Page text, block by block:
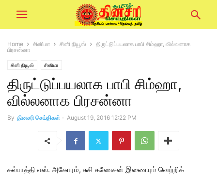
Home சினிமா சினி நியூஸ்
திருட்டுப்பயலாக பாபி சிம்ஹா, வில்லனாக
பிரசன்னா
சினி நியூஸ் சினிமா
திருட்டுப்பயலாக பாபி சிம்ஹா,
வில்லனாக பிரசன்னா
By தினசரி செய்திகள் - August 19, 2016 12:22 PM
கல்பாத்தி எஸ். அகோரம், சுசி கணேசன் இணையும் வெற்றிக்